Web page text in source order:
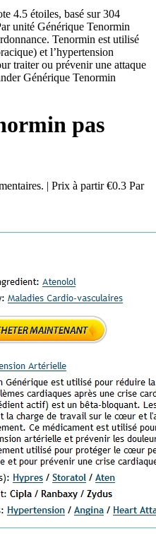
4.5 étoiles, basé sur 304
unité Générique Tenormin
Tenormin est utilisé
et l’hypertension
traiter ou prévenir une attaque
Générique Tenormin
pas
| Prix à partir€0.3 Par